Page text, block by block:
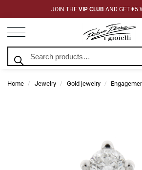
JOIN THE VIP CLUB AND GET €5
Home / Jewelry / Gold jewelry /